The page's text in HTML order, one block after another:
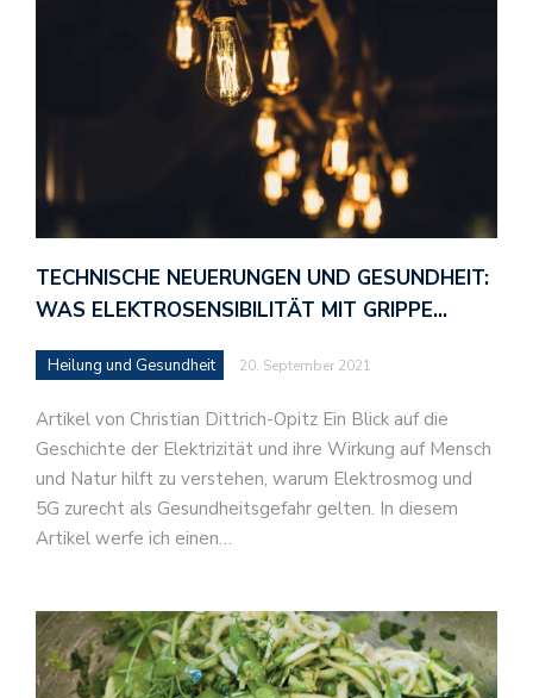
TECHNISCHE NEUERUNGEN UND GESUNDHEIT:
WAS ELEKTROSENSIBILITÄT MIT GRIPPE…
Heilung und Gesundheit 20. September 2021
Artikel von Christian Dittrich-Opitz Ein Blick auf die
Geschichte der Elektrizität und ihre Wirkung auf Mensch
und Natur hilft zu verstehen, warum Elektrosmog und
5G zurecht als Gesundheitsgefahr gelten. In diesem
Artikel werfe ich einen…